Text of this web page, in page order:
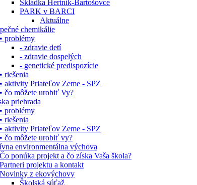
Skládka Hertník-Bartošovce
PARK v BARCI
Aktuálne
chemikálie
• problémy
- zdravie detí
- zdravie dospelých
- genetické predispozície
• riešenia
• aktivity Priateľov Zeme - SPZ
• čo môžete urobiť Vy?
priehrada
• problémy
• riešenia
• aktivity Priateľov Zeme - SPZ
• čo môžete urobiť vy?
environmentálna výchova
Čo ponúka projekt a čo získa Vaša škola?
Partneri projektu a kontakt
Novinky z ekovýchovy
Školská súťaž